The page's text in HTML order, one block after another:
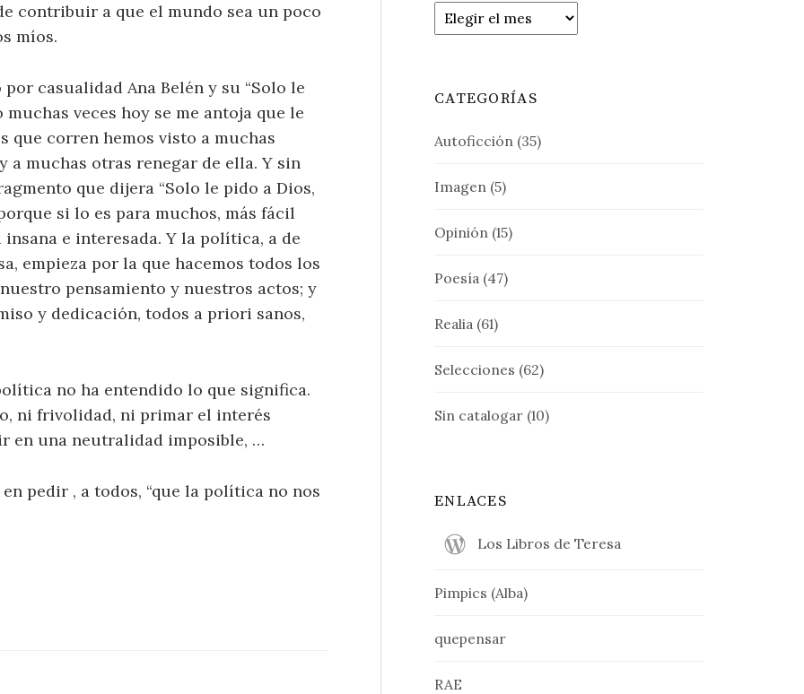
contribuir a que el mundo sea un poco
míos.
casualidad Ana Belén y su “Solo le
veces hoy se me antoja que le
que corren hemos visto a muchas
a muchas otras renegar de ella. Y sin
que dijera “Solo le pido a Dios,
si lo es para muchos, más fácil
e interesada. Y la política, a de
empieza por la que hacemos todos los
pensamiento y nuestros actos; y
y dedicación, todos a priori sanos,
no ha entendido lo que significa.
ni frivolidad, ni primar el interés
en una neutralidad imposible, …
pedir , a todos, “que la política no nos
Archivos
CATEGORÍAS
Autoficción (35)
Imagen (5)
Opinión (15)
Poesía (47)
Realia (61)
Selecciones (62)
Sin catalogar (10)
ENLACES
Los Libros de Teresa
Pimpics (Alba)
quepensar
RAE